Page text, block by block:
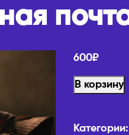
600₽
В корзину
Категории: